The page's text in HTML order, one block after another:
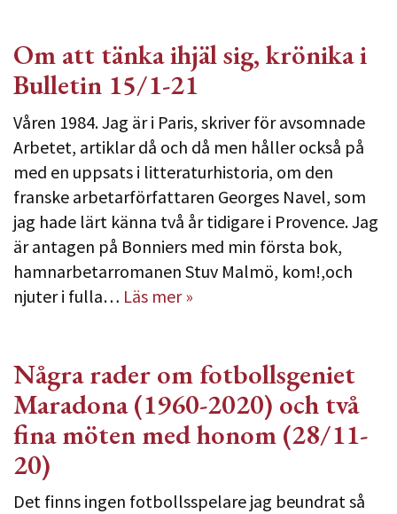
Om att tänka ihjäl sig, krönika i
Bulletin 15/1-21
Våren 1984. Jag är i Paris, skriver för avsomnade
Arbetet, artiklar då och då men håller också på
med en uppsats i litteraturhistoria, om den
franske arbetarförfattaren Georges Navel, som
jag hade lärt känna två år tidigare i Provence. Jag
är antagen på Bonniers med min första bok,
hamnarbetarromanen Stuv Malmö, kom!,och
njuter i fulla… Läs mer »
Några rader om fotbollsgeniet
Maradona (1960-2020) och två
fina möten med honom (28/11-
20)
Det finns ingen fotbollsspelare jag beundrat så